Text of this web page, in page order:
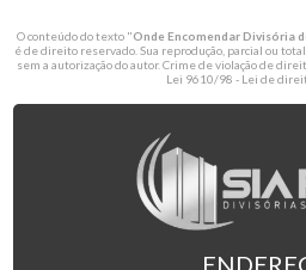
O conteúdo do texto "Onde Encomendar Divisória
é de direito reservado. Sua reprodução, parcial ou
sem a autorização do autor. Crime de violação de
Lei 9610/98 - Lei de